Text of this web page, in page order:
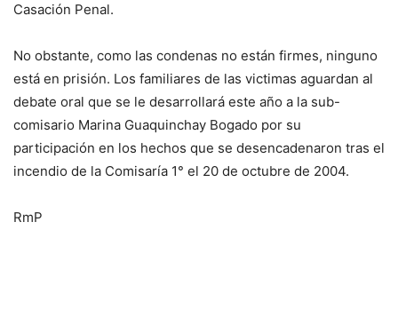
Casación Penal.
No obstante, como las condenas no están firmes, ninguno
está en prisión. Los familiares de las victimas aguardan al
debate oral que se le desarrollará este año a la sub-
comisario Marina Guaquinchay Bogado por su
participación en los hechos que se desencadenaron tras el
incendio de la Comisaría 1° el 20 de octubre de 2004.
RmP